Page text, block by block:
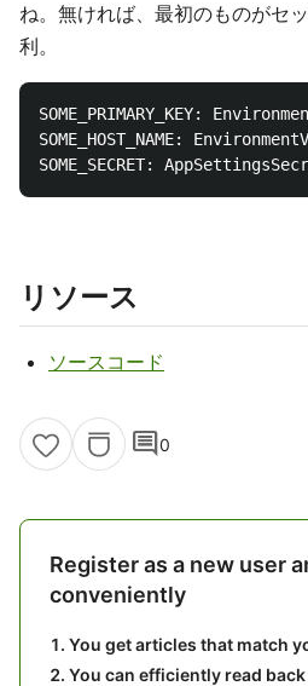
ね。無ければ、最初のものがセ
利。
SOME_PRIMARY_KEY:
SOME_HOST_NAME:
リソース
ソースコード
comment0
Register as a new user
conveniently
You get articles that match
You can efficiently read